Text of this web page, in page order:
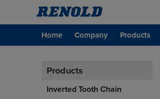
Home Company Products
Products
Inverted Tooth Chain